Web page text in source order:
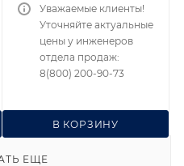
В КОРЗИНУ
Уважаемые клиенты!
Уточняйте актуальные
цены у инженеров
отдела продаж:
8(800) 200-90-73
ЕЩЕ